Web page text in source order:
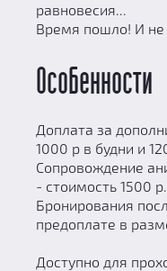
равновесия...
Время пошло! И не
Особенности
Доплата за
1000 р в будни и
Сопровождение
- стоимость 1500 р.
Бронирования
предоплате в
Доступно для